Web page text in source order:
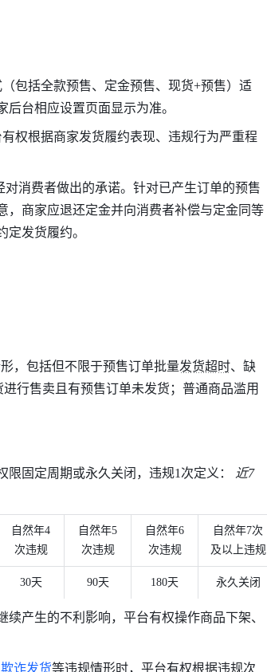
包括全款预售、定金预售、现货+预售）适
台相应设置页面显示为准。
权根据商家发货履约表现、违规行为严重程
消费者做出的承诺。针对已产生订单的预售
，商家应退还定金并向消费者补偿与定金同等
发货履约。
，包括但不限于预售订单批量发货超时、缺
行售卖且有预售订单未发货；普通商品滥用
限固定周期或永久关闭，违规1次定义：
近7
自然年4
次违规
自然年5
次违规
自然年6
次违规
自然年7次
及以上违规
30天 90天 180天 永久关闭
产生的不利影响，平台有权操作商品下架、
欺诈发货等违规情形时，平台有权根据违规次